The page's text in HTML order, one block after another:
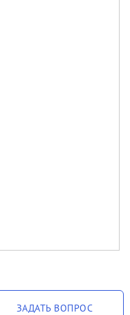
ЗАДАТЬ ВОПРОС